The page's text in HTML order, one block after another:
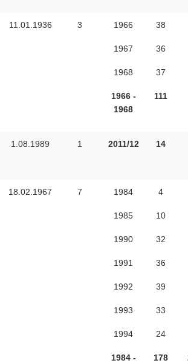
11.01.1936 3 1966
1967
1968
1966 -
1968
38
36
37
111
1.08.1989 1 2011/12 14
18.02.1967 7 1984
1985
1990
1991
1992
1993
1994
1984 -
4
10
32
36
39
33
24
178